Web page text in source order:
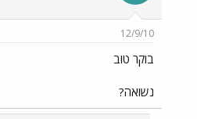
12/9/10
בוקר טוב
נשואה?